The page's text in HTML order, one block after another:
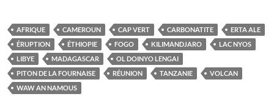
AFRIQUE CAMEROUN CAP VERT CARBONATITE
ERTA ALE
ÉRUPTION
ÉTHIOPIE FOGO KILIMANDJARO
LAC NYOS
LIBYE
MADAGASCAR
OL DOINYO LENGAI
PITON DE LA FOURNAISE
RÉUNION TANZANIE
VOLCAN
WAW AN NAMOUS